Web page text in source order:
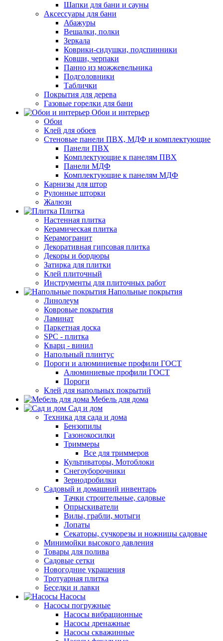
Шапки для бани и сауны
Аксессуары для бани
Абажуры
Вешалки, полки
Зеркала
Коврики-сидушки, подспинники
Ковши, черпаки
Панно из можжевельника
Подголовники
Таблички
Покрытия для дерева
Газовые горелки для бани
Обои и интерьер
Обои
Клей для обоев
Стеновые панели ПВХ, МДФ и комплектующие
Панели ПВХ
Комплектующие к панелям ПВХ
Панели МДФ
Комплектующие к панелям МДФ
Карнизы для штор
Рулонные шторки
Жалюзи
Плитка
Настенная плитка
Керамическая плитка
Керамогранит
Декоративная гипсовая плитка
Декоры и бордюры
Затирка для плитки
Клей плиточный
Инструменты для плиточных работ
Напольные покрытия
Линолеум
Ковровые покрытия
Ламинат
Паркетная доска
SPC - плитка
Кварц - винил
Напольный плинтус
Пороги и алюминиевые профили ГОСТ
Алюминиевые профили ГОСТ
Пороги
Клей для напольных покрытий
Мебель для дома
Сад и дом
Техника для сада и дома
Бензопилы
Газонокосилки
Триммеры
Все для триммеров
Культиваторы, Мотоблоки
Снегоуборочники
Зернодробилки
Садовый и домашний инвентарь
Тачки строительные, садовые
Опрыскиватели
Вилы, грабли, мотыги
Лопаты
Секаторы, сучкорезы и ножницы садовые
Минимойки высокого давления
Товары для полива
Садовые сетки
Новогодние украшения
Тротуарная плитка
Беседки и лавки
Насосы
Насосы погружные
Насосы вибрационные
Насосы дренажные
Насосы скважинные